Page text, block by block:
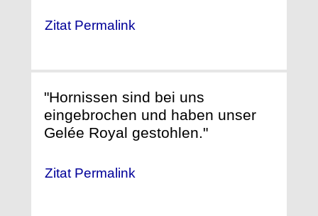
Zitat Permalink
"Hornissen sind bei uns
eingebrochen und haben unser
Gelée Royal gestohlen."
Zitat Permalink